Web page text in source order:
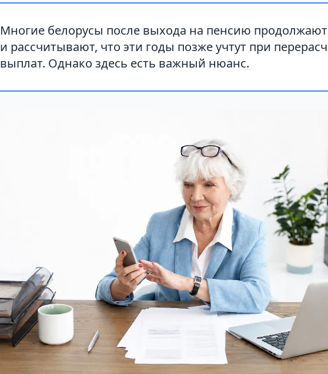
Многие белорусы после выхода на пенсию продолжают
и рассчитывают, что эти годы позже учтут при
выплат. Однако здесь есть важный нюанс.